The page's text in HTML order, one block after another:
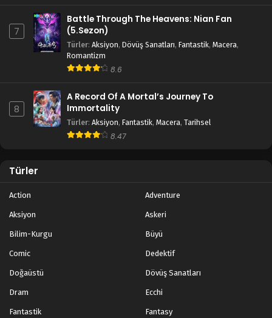
7
Battle Through The Heavens: Nian Fan
(5.Sezon)
Türler: Aksiyon, Dövüş Sanatları, Fantastik, Macera,
Romantizm
8.6
8
A Record Of A Mortal’s Journey To
Immortality
Türler: Aksiyon, Fantastik, Macera, Tarihsel
8.47
Türler
Action Adventure
Aksiyon Askeri
Bilim-Kurgu Büyü
Comic Dedektif
Doğaüstü Dövüş Sanatları
Dram Ecchi
Fantastik Fantasy